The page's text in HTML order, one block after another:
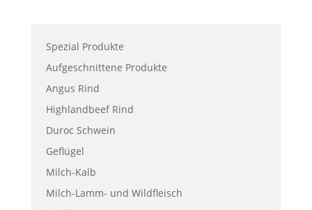
Spezial Produkte
Aufgeschnittene Produkte
Angus Rind
Highlandbeef Rind
Duroc Schwein
Geflügel
Milch-Kalb
Milch-Lamm- und Wildfleisch